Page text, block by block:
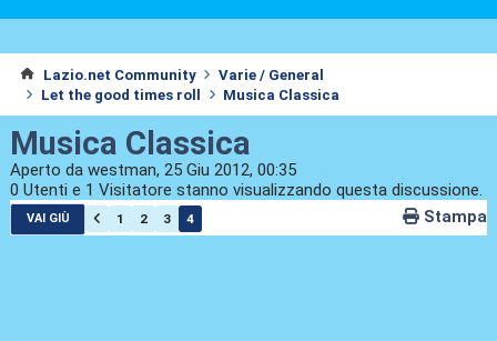
Lazio.net Community
Varie / General
Let the good times roll
Musica Classica
Musica Classica
Aperto da westman, 25 Giu 2012, 00:35
0 Utenti e 1 Visitatore stanno visualizzando questa discussione.
VAI GIÙ 1 2 3 4 Stampa